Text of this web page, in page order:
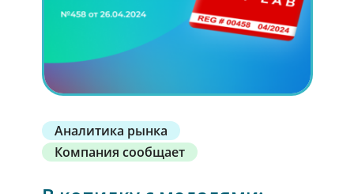
Аналитика рынка
Компания сообщает